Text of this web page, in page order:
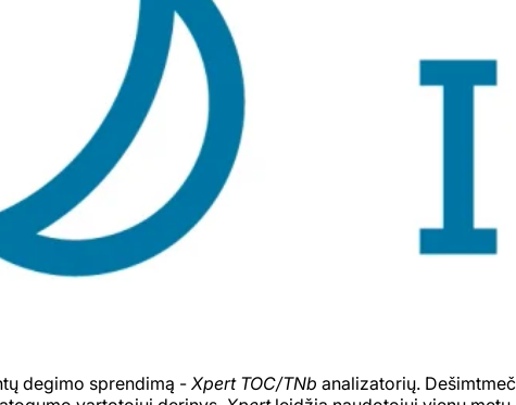
degimo sprendimą - Xpert TOC/TNb analizatorių.